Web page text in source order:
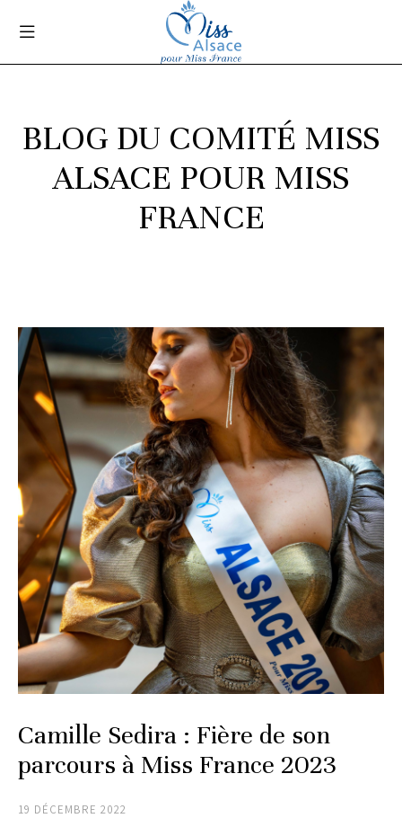
BLOG DU COMITÉ MISS
ALSACE POUR MISS
FRANCE
Camille Sedira : Fière de son
parcours à Miss France 2023
19 DÉCEMBRE 2022